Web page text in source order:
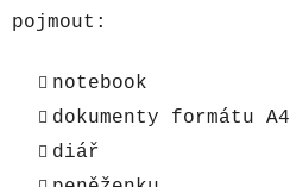
pojmout:
notebook
dokumenty formátu A4
diář